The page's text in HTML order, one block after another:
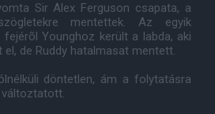
Sir Alex Ferguson csapata, a
mentettek. Az egyik
Younghoz került a labda, aki
de Ruddy hatalmasat mentett.
döntetlen, ám a folytatásra
változtatott.